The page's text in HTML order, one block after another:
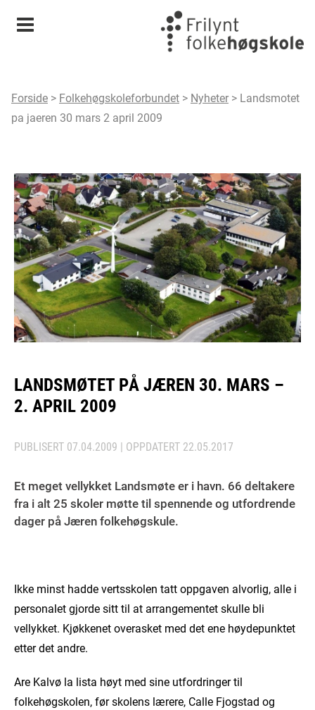
Meny
Forside > Folkehøgskoleforbundet > Nyheter > Landsmotet
pa jaeren 30 mars 2 april 2009
LANDSMØTET PÅ JÆREN 30. MARS –
2. APRIL 2009
PUBLISERT 07.04.2009 | OPPDATERT 22.05.2017
Et meget vellykket Landsmøte er i havn. 66 deltakere
fra i alt 25 skoler møtte til spennende og utfordrende
dager på Jæren folkehøgskule.
Ikke minst hadde vertsskolen tatt oppgaven alvorlig, alle i
personalet gjorde sitt til at arrangementet skulle bli
vellykket. Kjøkkenet overasket med det ene høydepunktet
etter det andre.
Are Kalvø la lista høyt med sine utfordringer til
folkehøgskolen, før skolens lærere, Calle Fjogstad og